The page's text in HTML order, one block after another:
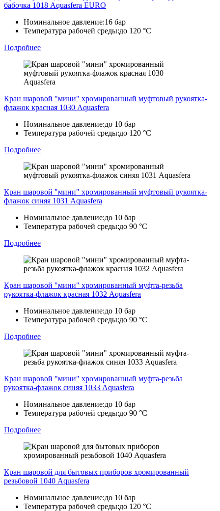
бабочка 1018 Aquasfera EURO
Номинальное давление:16 бар
Температура рабочей среды:до 120 °C
Подробнее
Кран шаровой "мини" хромированный муфтовый рукоятка-
флажок красная 1030 Aquasfera
Номинальное давление:до 10 бар
Температура рабочей среды:до 120 °C
Подробнее
Кран шаровой "мини" хромированный муфтовый рукоятка-
флажок синяя 1031 Aquasfera
Номинальное давление:до 10 бар
Температура рабочей среды:до 90 °C
Подробнее
Кран шаровой "мини" хромированный муфта-резьба
рукоятка-флажок красная 1032 Aquasfera
Номинальное давление:до 10 бар
Температура рабочей среды:до 90 °C
Подробнее
Кран шаровой "мини" хромированный муфта-резьба
рукоятка-флажок синяя 1033 Aquasfera
Номинальное давление:до 10 бар
Температура рабочей среды:до 90 °C
Подробнее
Кран шаровой для бытовых приборов хромированный
резьбовой 1040 Aquasfera
Номинальное давление:до 10 бар
Температура рабочей среды:до 120 °C